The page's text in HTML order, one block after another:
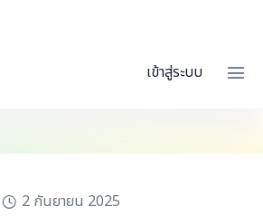
เข้าสู่ระบบ
2 กันยายน 2025